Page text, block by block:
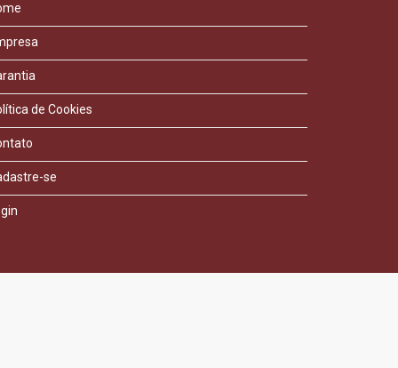
de Cookies
se